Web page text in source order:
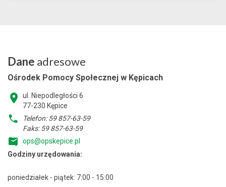
Dane adresowe
Ośrodek Pomocy Społecznej w Kępicach
ul. Niepodległości 6
77-230 Kępice
Telefon: 59 857-63-59
Faks: 59 857-63-59
ops@opskepice.pl
Godziny urzędowania:
poniedziałek - piątek: 7:00 - 15:00